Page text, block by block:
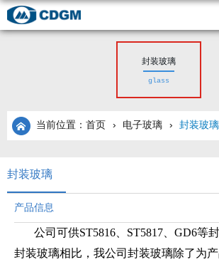
封装玻璃
glass
当前位置：首页 › 电子玻璃 › 封装玻璃
封装玻璃
产品信息
公司可供ST5816、ST5817、GD6等
封装玻璃相比，我公司封装玻璃除了为